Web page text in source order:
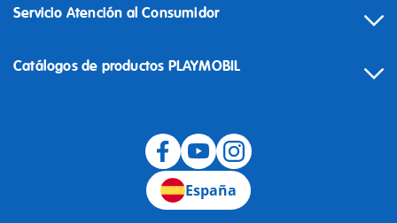
Servicio Atención al Consumidor
Catálogos de productos PLAYMOBIL
España